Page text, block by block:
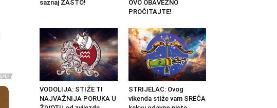
saznaj ZAŠTO!
OVO OBAVEZNO
PROČITAJTE!
VODOLIJA: STIŽE TI
NAJVAŽNIJA PORUKA U
STRIJELAC: Ovog
vikenda stiže vam SREĆA